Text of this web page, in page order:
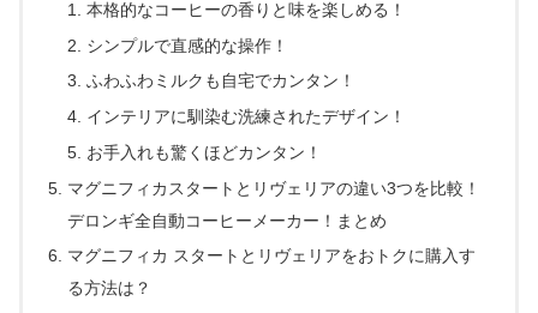
本格的なコーヒーの香りと味を楽しめる！
シンプルで直感的な操作！
ふわふわミルクも自宅でカンタン！
インテリアに馴染む洗練されたデザイン！
お手入れも驚くほどカンタン！
マグニフィカスタートとリヴェリアの違い3つを比較！
デロンギ全自動コーヒーメーカー！まとめ
マグニフィカ スタートとリヴェリアをおトクに購入す
る方法は？